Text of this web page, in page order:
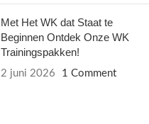
Met Het WK dat Staat te
Beginnen Ontdek Onze WK
Trainingspakken!
2 juni 2026 1 Comment